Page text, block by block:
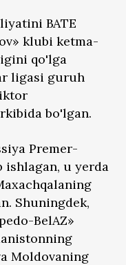
BATE
klubi ketma-
qo'lga
ligasi guruh
bo'lgan.
Premer-
u yerda
Shuningdek,
BelAZ»
Moldovaning